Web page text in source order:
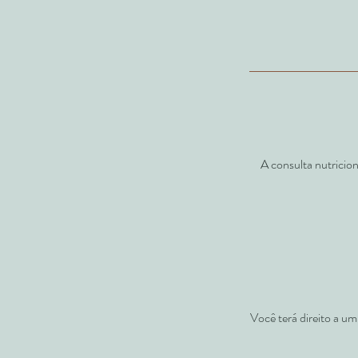
A consulta
Você terá direito a